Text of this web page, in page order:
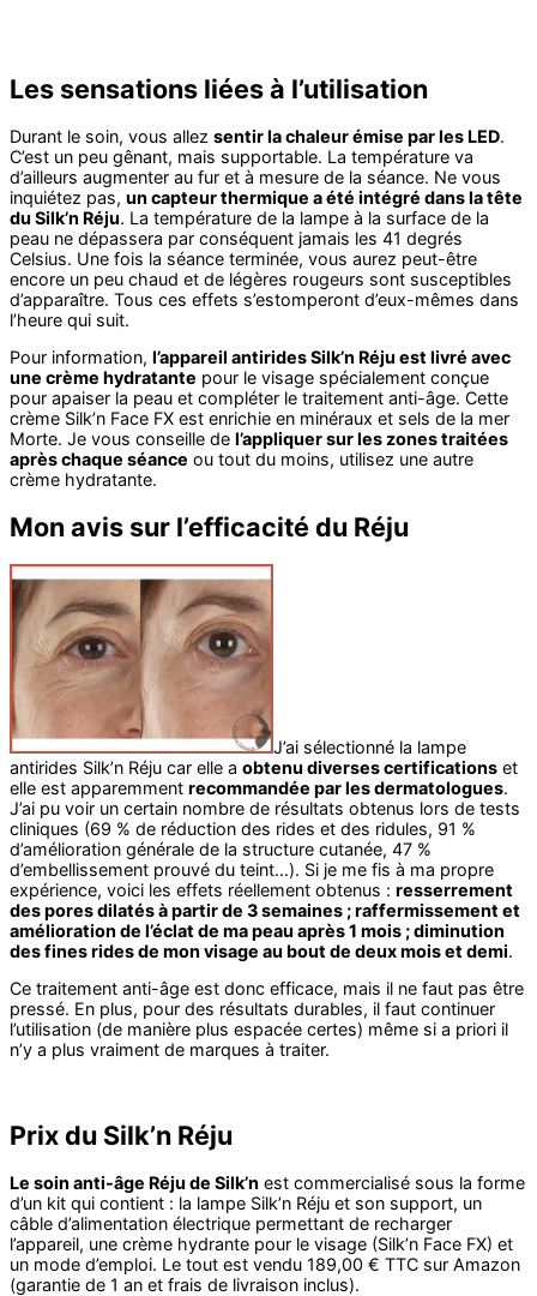
Les sensations liées à l’utilisation
Durant le soin, vous allez sentir la chaleur émise par les LED.
C’est un peu gênant, mais supportable. La température va
d’ailleurs augmenter au fur et à mesure de la séance. Ne vous
inquiétez pas, un capteur thermique a été intégré dans la tête
du Silk’n Réju. La température de la lampe à la surface de la
peau ne dépassera par conséquent jamais les 41 degrés
Celsius. Une fois la séance terminée, vous aurez peut-être
encore un peu chaud et de légères rougeurs sont susceptibles
d’apparaître. Tous ces effets s’estomperont d’eux-mêmes dans
l’heure qui suit.
Pour information, l’appareil antirides Silk’n Réju est livré avec
une crème hydratante pour le visage spécialement conçue
pour apaiser la peau et compléter le traitement anti-âge. Cette
crème Silk’n Face FX est enrichie en minéraux et sels de la mer
Morte. Je vous conseille de l’appliquer sur les zones traitées
après chaque séance ou tout du moins, utilisez une autre
crème hydratante.
Mon avis sur l’efficacité du Réju
J’ai sélectionné la lampe
antirides Silk’n Réju car elle a obtenu diverses certifications et
elle est apparemment recommandée par les dermatologues.
J’ai pu voir un certain nombre de résultats obtenus lors de tests
cliniques (69 % de réduction des rides et des ridules, 91 %
d’amélioration générale de la structure cutanée, 47 %
d’embellissement prouvé du teint…). Si je me fis à ma propre
expérience, voici les effets réellement obtenus : resserrement
des pores dilatés à partir de 3 semaines ; raffermissement et
amélioration de l’éclat de ma peau après 1 mois ; diminution
des fines rides de mon visage au bout de deux mois et demi.
Ce traitement anti-âge est donc efficace, mais il ne faut pas être
pressé. En plus, pour des résultats durables, il faut continuer
l’utilisation (de manière plus espacée certes) même si a priori il
n’y a plus vraiment de marques à traiter.
Prix du Silk’n Réju
Le soin anti-âge Réju de Silk’n est commercialisé sous la forme
d’un kit qui contient : la lampe Silk’n Réju et son support, un
câble d’alimentation électrique permettant de recharger
l’appareil, une crème hydrante pour le visage (Silk’n Face FX) et
un mode d’emploi. Le tout est vendu 189,00 € TTC sur Amazon
(garantie de 1 an et frais de livraison inclus).